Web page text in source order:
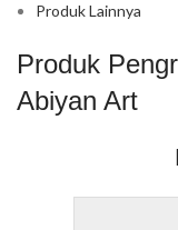
Produk Lainnya
Produk
Abiyan Art